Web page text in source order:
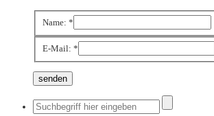
Name: *
E-Mail: *